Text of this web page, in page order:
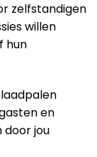
zelfstandigen
willen
hun
en
door jou